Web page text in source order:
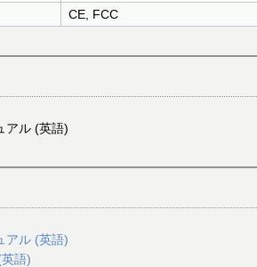
CE, FCC
アル (英語)
アル (英語)
語)